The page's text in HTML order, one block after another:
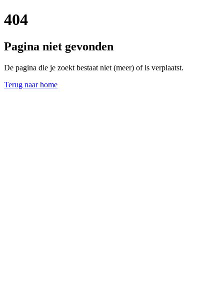
404
Pagina niet gevonden
De pagina die je zoekt bestaat niet (meer) of is verplaatst.
Terug naar home